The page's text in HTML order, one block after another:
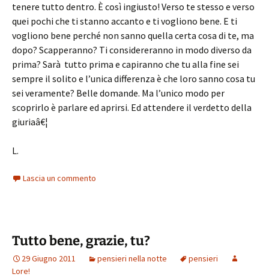
tenere tutto dentro. È così ingiusto! Verso te stesso e verso
quei pochi che ti stanno accanto e ti vogliono bene. E ti
vogliono bene perché non sanno quella certa cosa di te, ma
dopo? Scapperanno? Ti considereranno in modo diverso da
prima? Sarà tutto prima e capiranno che tu alla fine sei
sempre il solito e l’unica differenza è che loro sanno cosa tu
sei veramente? Belle domande. Ma l’unico modo per
scoprirlo è parlare ed aprirsi. Ed attendere il verdetto della
giuriaâ€¦
L.
Lascia un commento
Tutto bene, grazie, tu?
29 Giugno 2011 pensieri nella notte
pensieri
Lore!